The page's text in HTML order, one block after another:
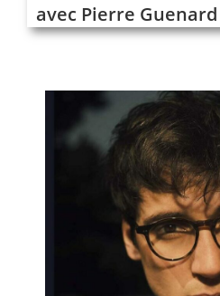
avec Pierre Guenard